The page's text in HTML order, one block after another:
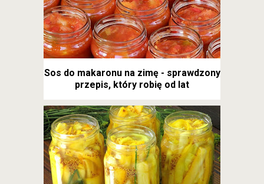
Sos do makaronu na zimę - sprawdzony
przepis, który robię od lat